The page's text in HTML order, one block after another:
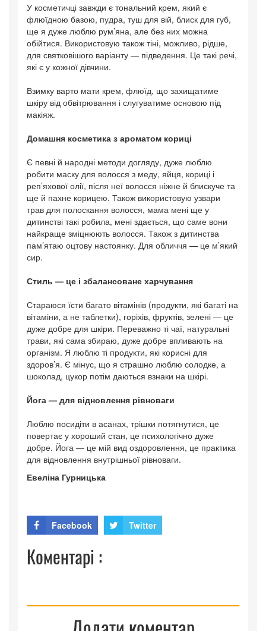
У косметичці завжди є тональний крем, який є
флюїдною базою, пудра, туш для вій, блиск для губ,
ще я дуже люблю рум’яна, але без них можна
обійтися. Використовую також тіні, можливо, рідше,
для святковішого варіанту — підведення. Це такі речі,
які є у кожної дівчини.
Взимку варто мати крем, флюїд, що захищатиме
шкіру від обвітрювання і слугуватиме основою під
макіяж.
Домашня косметика з ароматом кориці
Є певні й народні методи догляду, дуже люблю
робити маску для волосся з меду, яйця, кориці і
реп’яхової олії, після неї волосся ніжне й блискуче та
ще й пахне корицею. Також використовую узвари
трав для полоскання волосся, мама мені ще у
дитинстві такі робила, мені здається, що саме вони
найкраще зміцнюють волосся. Також з дитинства
пам’ятаю оцтову настоянку. Для обличчя — це м’який
сир.
Стиль — це і збалансоване харчування
Стараюся їсти багато вітамінів (продукти, які багаті на
вітаміни, а не таблетки), горіхів, фруктів, зелені — це
дуже добре для шкіри. Переважно ті чаї, натуральні
трави, які сама збираю, дуже добре впливають на
організм. Я люблю ті продукти, які корисні для
здоров’я. Є мінус, що я страшно люблю солодке, а
шоколад, цукор потім даються взнаки на шкірі.
Йога — для відновлення рівноваги
Люблю посидіти в асанах, трішки потягнутися, це
повертає у хороший стан, це психологічно дуже
добре. Йога — це мій вид оздоровлення, це практика
для відновлення внутрішньої рівноваги.
Евеліна Гурницька
Facebook Twitter
Коментарі :